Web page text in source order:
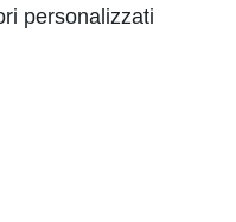
personalizzati